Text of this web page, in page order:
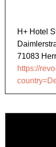
H+ Hotel
71083
https://